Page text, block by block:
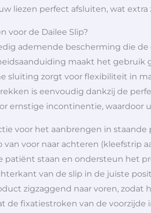
liezen perfect afsluiten, wat
voor de Dailee Slip?
ademende bescherming die
maakt het gebruik
sluiting zorgt voor flexibiliteit in
is eenvoudig dankzij de
ernstige incontinentie, waardoor
voor het aanbrengen in staande
van voor naar achteren
patiënt staan en ondersteun het
van de slip in de juiste
zigzaggend naar voren,
de fixatiestroken van de voorzijde